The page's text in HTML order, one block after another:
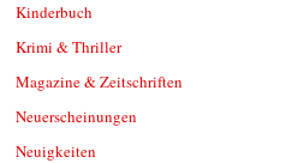
Kinderbuch
Krimi & Thriller
Magazine & Zeitschriften
Neuerscheinungen
Neuigkeiten